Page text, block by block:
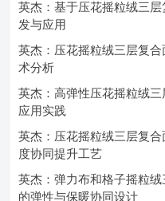
英杰：基于压花摇粒绒三
发与应用
英杰：压花摇粒绒三层复
术分析
英杰：高弹性压花摇粒绒
应用实践
英杰：压花摇粒绒三层复
度协同提升工艺
英杰：弹力布和格子摇粒
的弹性与保暖协同设计